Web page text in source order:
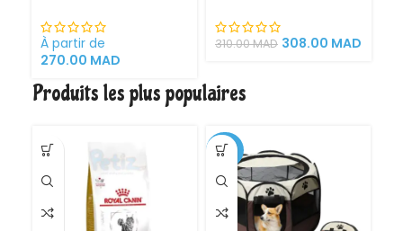
Cystite régime
médicalisé
À partir de
270.00 MAD
310.00MAD 308.00 MAD
Produits les plus populaires
-30%